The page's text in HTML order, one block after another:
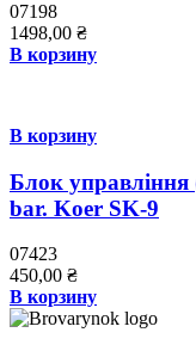
07198
1498,00 ₴
В корзину
В корзину
Блок управління
bar. Koer SK-9
07423
450,00 ₴
В корзину